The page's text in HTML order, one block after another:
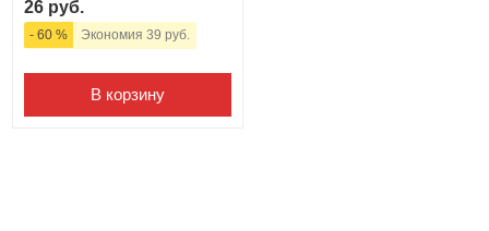
26 руб.
- 60 % Экономия 39 руб.
В корзину